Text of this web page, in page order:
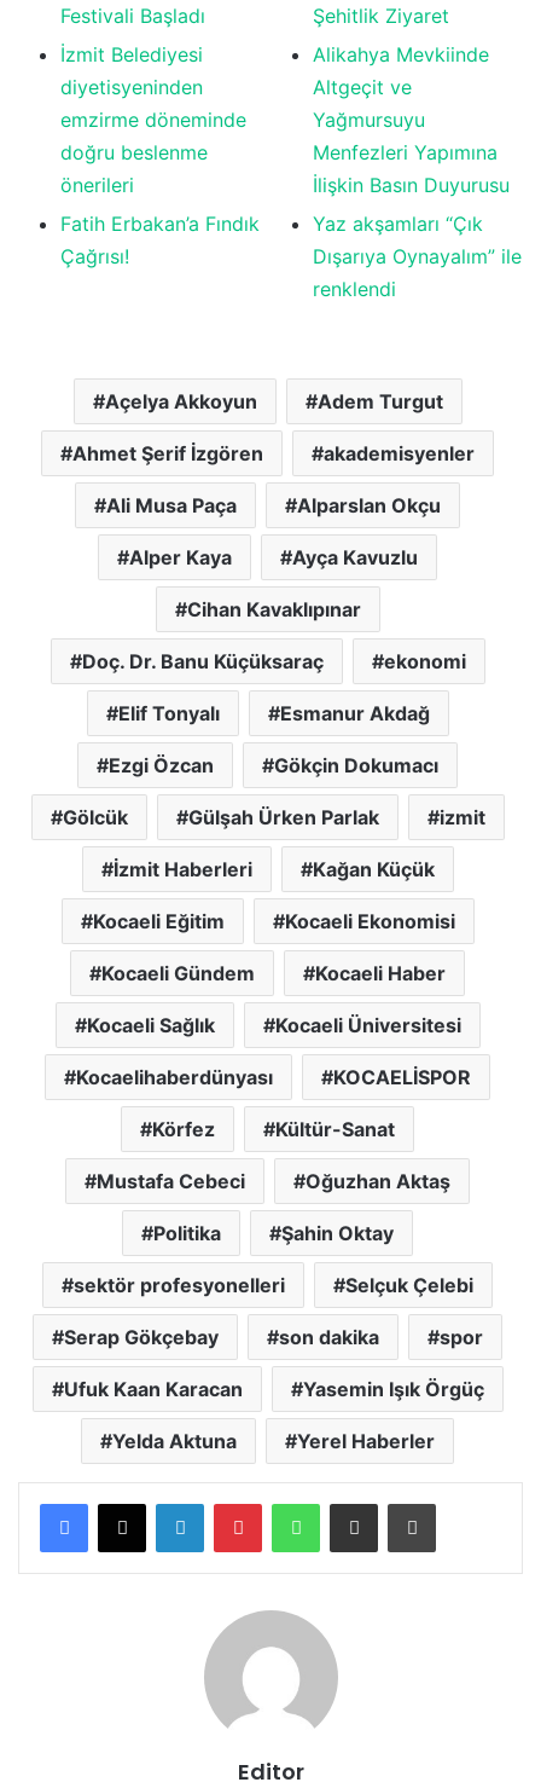
Festivali Başladı
İzmit Belediyesi
diyetisyeninden
emzirme döneminde
doğru beslenme
önerileri
Fatih Erbakan’a Fındık
Çağrısı!
Şehitlik Ziyaret
Alikahya Mevkiinde
Altgeçit ve
Yağmursuyu
Menfezleri Yapımına
İlişkin Basın Duyurusu
Yaz akşamları “Çık
Dışarıya Oynayalım” ile
renklendi
Açelya Akkoyun Adem Turgut
Ahmet Şerif İzgören akademisyenler
Ali Musa Paça Alparslan Okçu
Alper Kaya Ayça Kavuzlu
Cihan Kavaklıpınar
Doç. Dr. Banu Küçüksaraç ekonomi
Elif Tonyalı Esmanur Akdağ
Ezgi Özcan Gökçin Dokumacı
Gölcük Gülşah Ürken Parlak izmit
İzmit Haberleri Kağan Küçük
Kocaeli Eğitim Kocaeli Ekonomisi
Kocaeli Gündem Kocaeli Haber
Kocaeli Sağlık Kocaeli Üniversitesi
Kocaelihaberdünyası KOCAELİSPOR
Körfez Kültür-Sanat
Mustafa Cebeci Oğuzhan Aktaş
Politika Şahin Oktay
sektör profesyonelleri Selçuk Çelebi
Serap Gökçebay son dakika spor
Ufuk Kaan Karacan Yasemin Işık Örgüç
Yelda Aktuna Yerel Haberler
Editor